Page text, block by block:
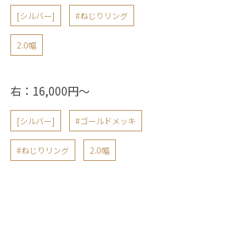
[シルバー] #ねじりリング
2.0幅
右：16,000円～
[シルバー] #ゴールドメッキ
#ねじりリング 2.0幅